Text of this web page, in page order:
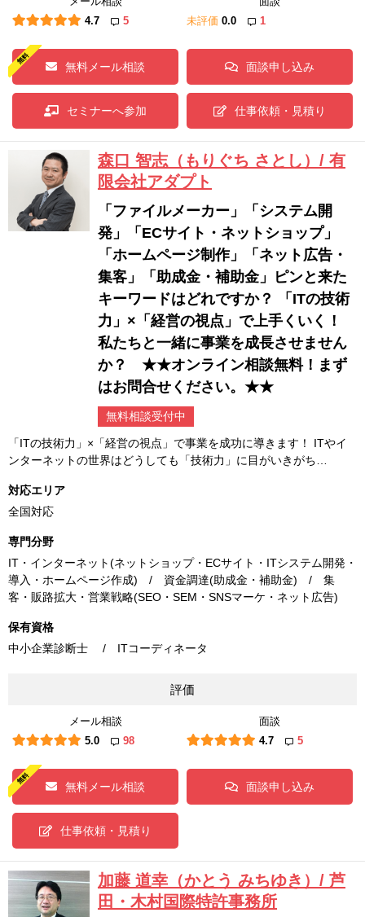
4.7
5
未評価 0.0 1
無料メール相談 面談申し込み
セミナーへ参加 仕事依頼・見積り
森口 智志（もりぐち さとし）/ 有
限会社アダプト
「ファイルメーカー」「システム開
発」「ECサイト・ネットショップ」
「ホームページ制作」「ネット広告・
集客」「助成金・補助金」ピンと来た
キーワードはどれですか？ 「ITの技術
力」×「経営の視点」で上手くいく！
私たちと一緒に事業を成長させません
か？ ★★オンライン相談無料！まず
はお問合せください。★★
無料相談受付中
「ITの技術力」×「経営の視点」で事業を成功に導きます！ ITやイ
ンターネットの世界はどうしても「技術力」に目がいきがち…
対応エリア
全国対応
専門分野
IT・インターネット(ネットショップ・ECサイト・ITシステム開発・
導入・ホームページ作成) / 資金調達(助成金・補助金) / 集
客・販路拡大・営業戦略(SEO・SEM・SNSマーケ・ネット広告)
保有資格
中小企業診断士 / ITコーディネータ
評価
メール相談
5.0
98
面談
4.7
5
無料メール相談 面談申し込み
仕事依頼・見積り
加藤 道幸（かとう みちゆき）/ 芦
田・木村国際特許事務所